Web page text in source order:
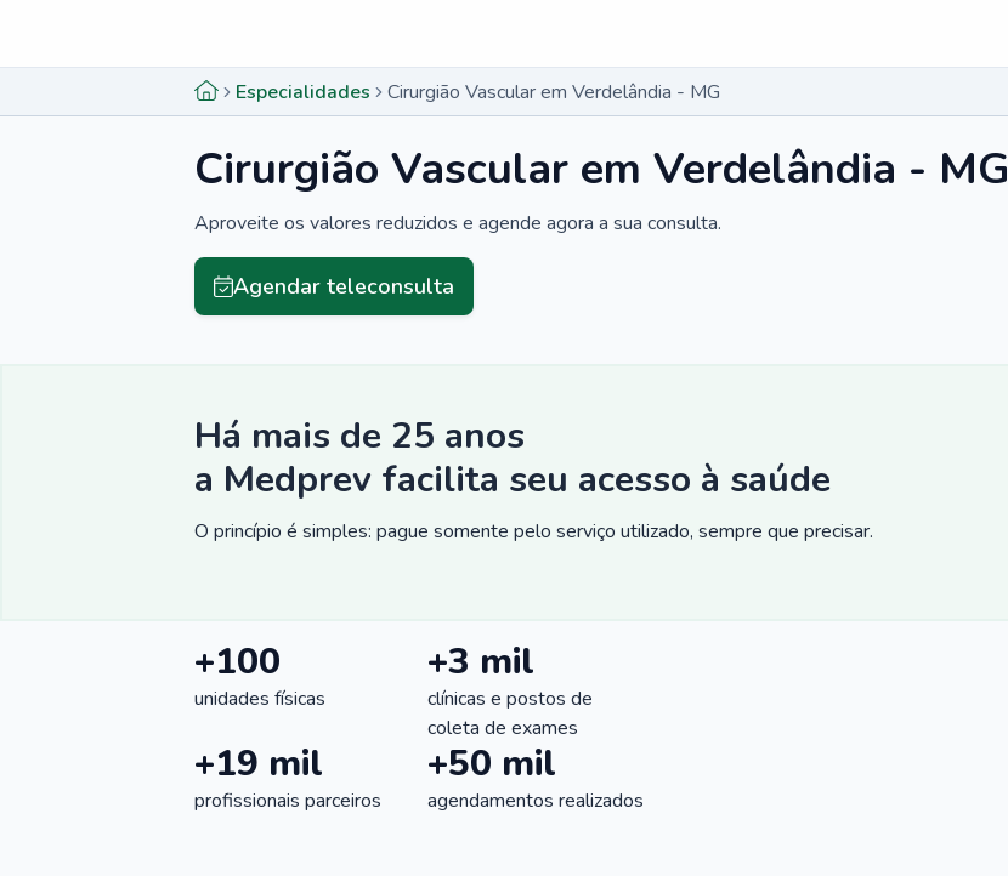
Especialidades Cirurgião Vascular em Verdelândia - MG
Cirurgião Vascular em Verdelândia - MG
Aproveite os valores reduzidos e agende agora a sua consulta.
Agendar teleconsulta
Há mais de 25 anos
a Medprev facilita seu acesso à saúde
O princípio é simples: pague somente pelo serviço utilizado, sempre que precisar.
+100
unidades físicas
+3 mil
clínicas e postos de
coleta de exames
+19 mil
profissionais parceiros
+50 mil
agendamentos realizados